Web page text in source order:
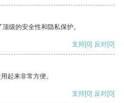
级的安全性和隐私保护。
支持[0] 反对[0]
起来非常方便。
支持[0] 反对[0]